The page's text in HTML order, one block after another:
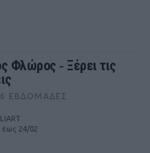
Φλώρος ‑ Ξέρει τις
ΕΒΔΟΜΆΔΕΣ
έως 24/02